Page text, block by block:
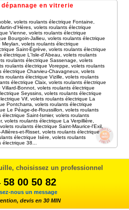
en vitrerie
,volets roulants électrique Fontaine
d'Hères ,volets roulants électrique
Vienne ,volets roulants électrique
Bourgoin-Jallieu ,volets roulants électrique
Meylan ,volets roulants électrique
Saint-Égrève ,volets roulants électrique
électrique L'Isle-d'Abeau ,volets roulants
roulants électrique Sassenage ,volets
roulants électrique Voreppe ,volets roulants
électrique Charvieu-Chavagneux ,volets
roulants électrique Vizille ,volets roulants
électrique Claix ,volets roulants électrique
Villard-Bonnot ,volets roulants électrique
Seyssins ,volets roulants électrique
Vif ,volets roulants électrique La
Pontcharra ,volets roulants électrique
Le Péage-de-Roussillon ,volets roulants
électrique Saint-Ismier,volets roulants
,volets roulants électrique La Verpillière
,volets roulants électrique Saint-Maurice-l'Exil
et-Risset ,volets roulants électrique
électrique Isère ,volets roulants
électrique 38
choisissez un professionnel
58 00 50 82
nous un message
devis en 30 MIN